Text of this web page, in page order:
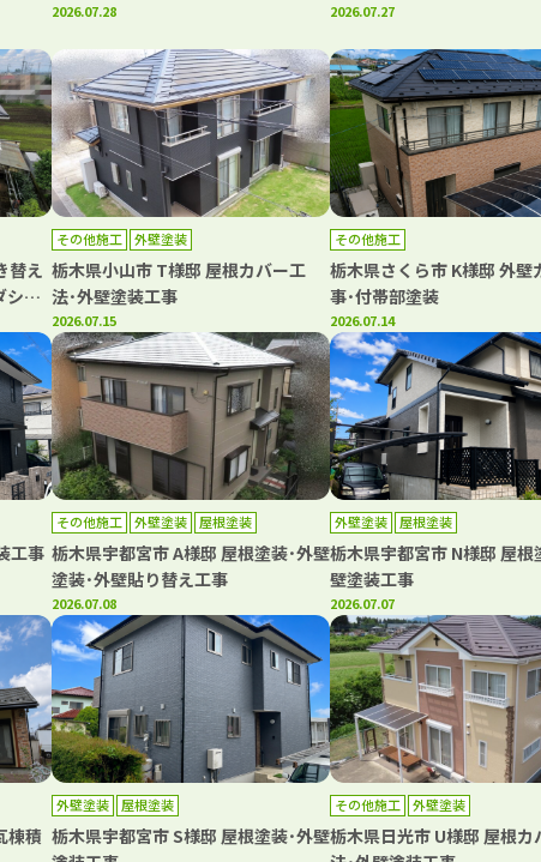
2026.07.28 2026.07.27
替え
シー
その他施工 外壁塗装
栃木県小山市 T様邸 屋根カバー工
法･外壁塗装工事
2026.07.15
その他施工
栃木県さくら市 K様邸 外壁
事･付帯部塗装
2026.07.14
工事
その他施工 外壁塗装 屋根塗装
栃木県宇都宮市 A様邸 屋根塗装･外壁
塗装･外壁貼り替え工事
2026.07.08
外壁塗装 屋根塗装
栃木県宇都宮市 N様邸 屋根
壁塗装工事
2026.07.07
棟積
外壁塗装 屋根塗装
栃木県宇都宮市 S様邸 屋根塗装･外壁
その他施工 外壁塗装
栃木県日光市 U様邸 屋根カ